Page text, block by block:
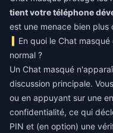
tient votre téléphone
est une menace bien plus
En quoi le Chat
normal ?
Un Chat masqué
discussion principale.
ou en appuyant sur une
confidentialité, ce qui
PIN et (en option) une